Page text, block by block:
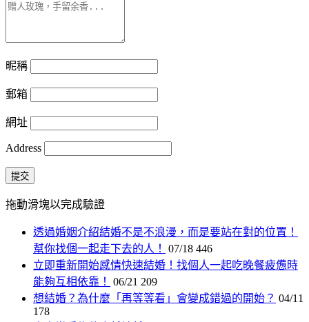
昵稱
郵箱
網址
Address
提交
拖動滑塊以完成驗證
透過婚姻介紹結婚不是不浪漫，而是要站在對的位置！
幫你找個一起走下去的人！
07/18 446
立即重新開始感情快速結婚！找個人一起吃晚餐疲憊時
能夠互相依靠！
06/21 209
想結婚？為什麼「再等等看」會變成錯過的開始？ 04/11
178